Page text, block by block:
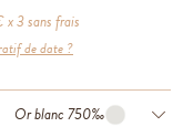
x 3 sans frais
de date ?
Or blanc 750‰